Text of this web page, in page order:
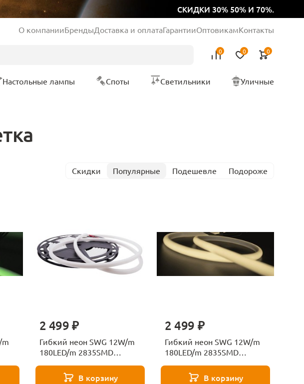
СКИДКИ 30% 50% И 70%.
О компанииБрендыДоставка и оплатаГарантииОптовикамКонтакты
0 0 0
Настольные лампы Споты Светильники Уличные
Скидки Популярные Подешевле Подороже
m
2 499 ₽
Гибкий неон SWG 12W/m
180LED/m 2835SMD
001798
В корзину
2 499 ₽
Гибкий неон SWG 12W/m
180LED/m 2835SMD
В корзину